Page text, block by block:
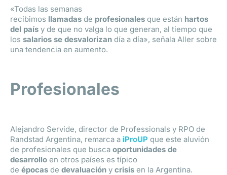
«Todas las semanas
recibimos llamadas de profesionales que están hartos
del país y de que no valga lo que generan, al tiempo que
los salarios se desvalorizan día a día», señala Aller sobre
una tendencia en aumento.
Profesionales
Alejandro Servide, director de Professionals y RPO de
Randstad Argentina, remarca a iProUP que este aluvión
de profesionales que busca oportunidades de
desarrollo en otros países es típico
de épocas de devaluación y crisis en la Argentina.